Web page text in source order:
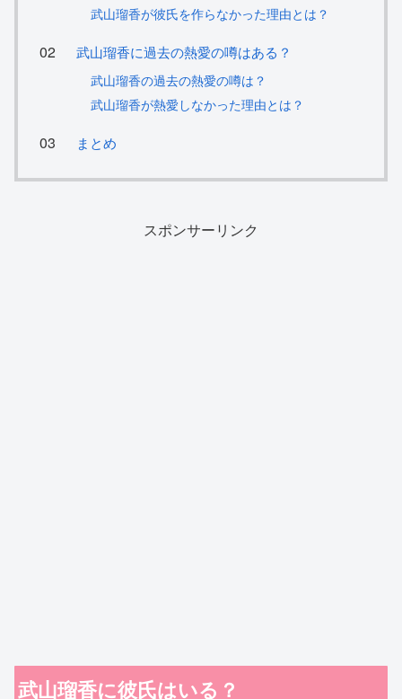
武山瑠香が彼氏を作らなかった理由とは？
武山瑠香に過去の熱愛の噂はある？
武山瑠香の過去の熱愛の噂は？
武山瑠香が熱愛しなかった理由とは？
まとめ
スポンサーリンク
武山瑠香に彼氏はいる？